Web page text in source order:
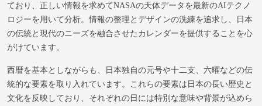
ており、正しい情報を求めてNASAの天体データを最新のAIテクノ
ロジーを用いて分析。情報の整理とデザインの洗練を追求し、日本
の伝統と現代のニーズを融合させたカレンダーを提供することを心
がけています。
西暦を基本としながらも、日本独自の元号や十二支、六曜などの伝
統的な要素を取り入れています。これらの要素は日本の長い歴史と
文化を反映しており、それぞれの日には特別な意味や背景が込めら